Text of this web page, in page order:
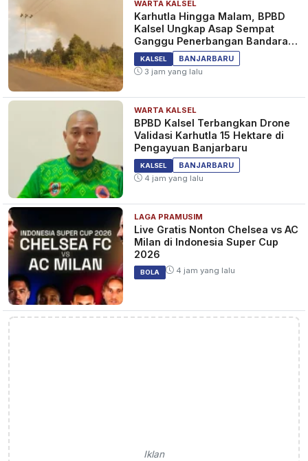
WARTA KALSEL
Karhutla Hingga Malam, BPBD
Kalsel Ungkap Asap Sempat
Ganggu Penerbangan Bandara
Syamsudin Noor
KALSEL
BANJARBARU
3 jam yang lalu
WARTA KALSEL
BPBD Kalsel Terbangkan Drone
Validasi Karhutla 15 Hektare di
Pengayuan Banjarbaru
KALSEL
BANJARBARU
4 jam yang lalu
LAGA PRAMUSIM
Live Gratis Nonton Chelsea vs AC
Milan di Indonesia Super Cup
2026
BOLA 4 jam yang lalu
Iklan